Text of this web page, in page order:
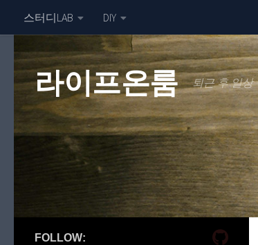
스터디LAB DIY
라이프온룸 퇴근 후 일상
FOLLOW: